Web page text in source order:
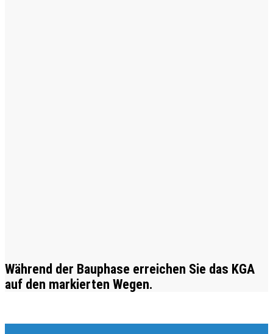
Während der Bauphase erreichen Sie das KGA
auf den markierten Wegen.